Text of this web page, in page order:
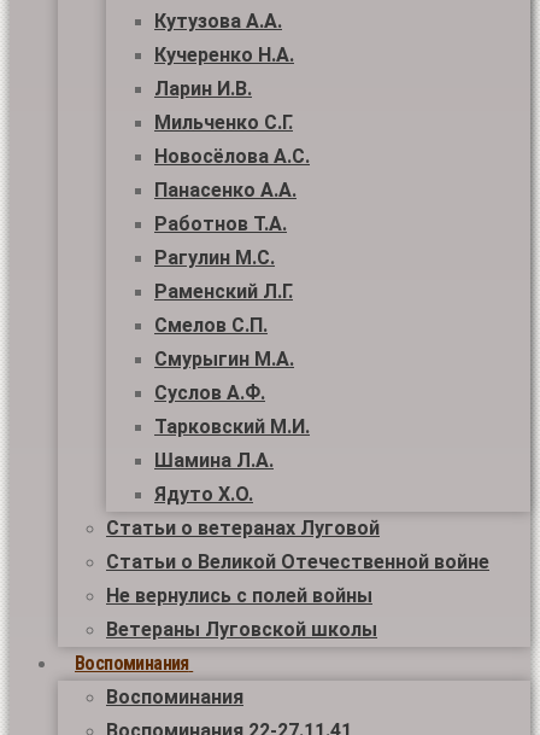
Кутузова А.А.
Кучеренко Н.А.
Ларин И.В.
Мильченко С.Г.
Новосёлова А.С.
Панасенко А.А.
Работнов Т.А.
Рагулин М.С.
Раменский Л.Г.
Смелов С.П.
Смурыгин М.А.
Суслов А.Ф.
Тарковский М.И.
Шамина Л.А.
Ядуто Х.О.
Статьи о ветеранах Луговой
Статьи о Великой Отечественной войне
Не вернулись с полей войны
Ветераны Луговской школы
Воспоминания
Воспоминания